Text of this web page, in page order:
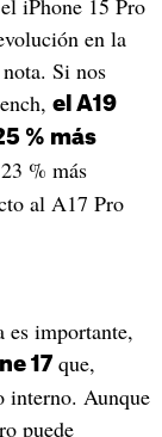
iPhone 15 Pro
en la
Si nos
el A19
% más
% más
al A17 Pro
es importante,
17que,
interno. Aunque
puede